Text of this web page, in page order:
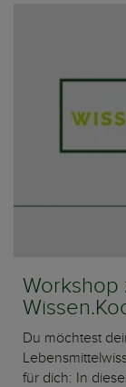
Workshop
Du möchtest
für dich: In